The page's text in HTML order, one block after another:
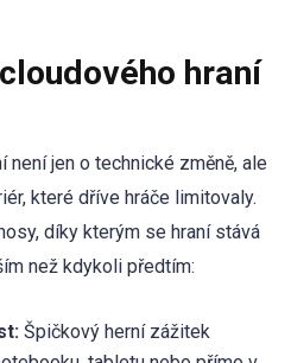
hraní
není jen o technické změně, ale
které dříve hráče limitovaly.
díky kterým se hraní stává
než kdykoli předtím:
Špičkový herní zážitek